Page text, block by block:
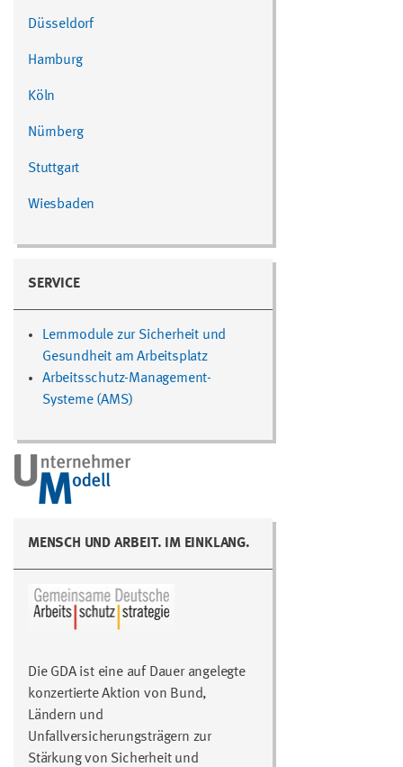
Düsseldorf
Hamburg
Köln
Nürnberg
Stuttgart
Wiesbaden
SERVICE
Lernmodule zur Sicherheit und
Gesundheit am Arbeitsplatz
Arbeitsschutz-Management-
Systeme (AMS)
MENSCH UND ARBEIT. IM EINKLANG.
Die GDA ist eine auf Dauer angelegte
konzertierte Aktion von Bund,
Ländern und
Unfallversicherungsträgern zur
Stärkung von Sicherheit und